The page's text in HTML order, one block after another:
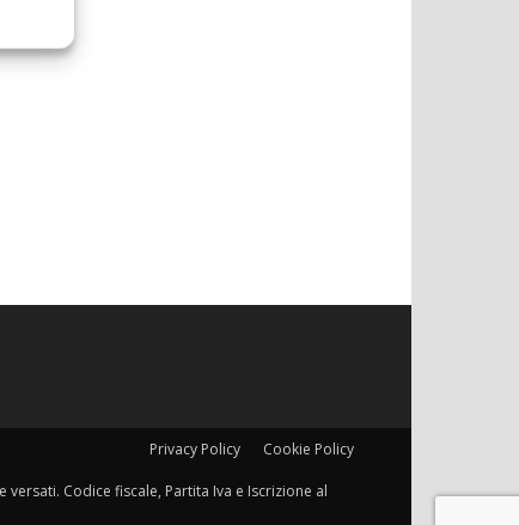
Privacy Policy Cookie Policy
Codice fiscale, Partita Iva e Iscrizione al